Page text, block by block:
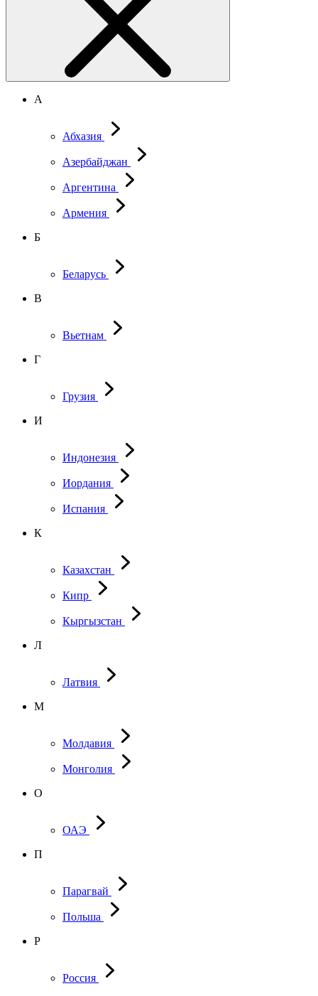
А
Абхазия
Азербайджан
Аргентина
Армения
Б
Беларусь
В
Вьетнам
Г
Грузия
И
Индонезия
Иордания
Испания
К
Казахстан
Кипр
Кыргызстан
Л
Латвия
М
Молдавия
Монголия
О
ОАЭ
П
Парагвай
Польша
Р
Россия